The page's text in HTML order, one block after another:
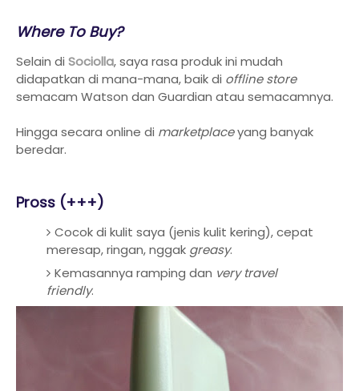
Where To Buy?
Selain di Sociolla, saya rasa produk ini mudah
didapatkan di mana-mana, baik di offline store
semacam Watson dan Guardian atau semacamnya.
Hingga secara online di marketplaceyang banyak
beredar.
Pross (+++)
Cocok di kulit saya (jenis kulit kering), cepat
meresap, ringan, nggak greasy.
Kemasannya ramping dan very travel
friendly.